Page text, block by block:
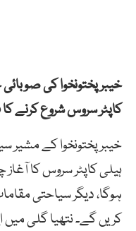
خیبرپختونخوا کی
کاپٹر سروس شروع کرنے کا
خیبرپختونخوا کے مشیر
ہیلی کاپٹر سروس کا
ہوگا، دیگر سیاحتی
کریں گے۔ نتھیا گلی میں